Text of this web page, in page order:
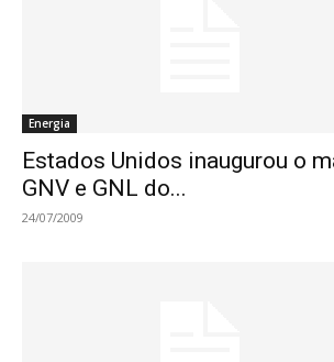
Energia
Estados Unidos inaugurou o
GNV e GNL do...
24/07/2009